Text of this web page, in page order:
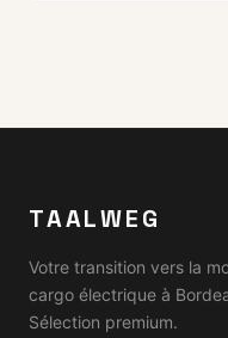
TAALWEG
Votre transition vers la
cargo électrique à
Sélection premium.